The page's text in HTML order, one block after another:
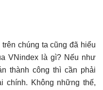
chúng ta cũng đã hiểu
VNindex là gì? Nếu như
thành công thì cần phải
chính. Không những thế,